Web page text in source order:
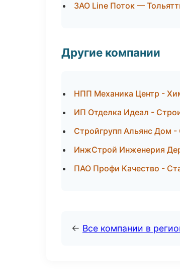
ЗАО Line Поток —
Другие компании
НПП Механика Центр -
ИП Отделка Идеал -
Стройгрупп Альянс Дом -
ИнжСтрой Инженерия
ПАО Профи Качество -
← Все компании в